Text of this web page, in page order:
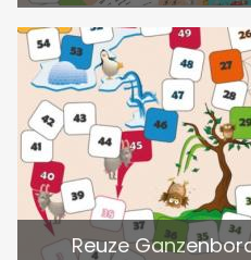
Reuze